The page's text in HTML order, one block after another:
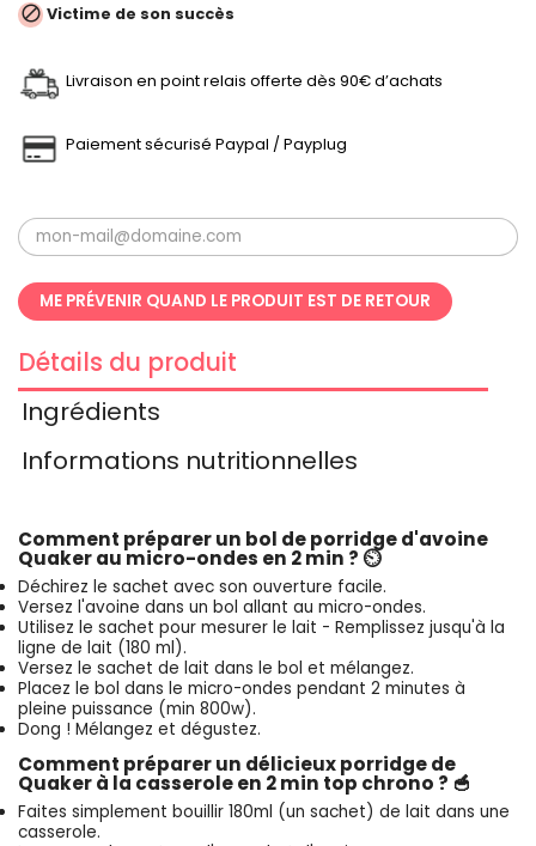
 Victime de son succès
Livraison en point relais offerte dès 90€ d’achats
Paiement sécurisé Paypal / Payplug
ME PRÉVENIR QUAND LE PRODUIT EST DE RETOUR
Détails du produit
Ingrédients
Informations nutritionnelles
Comment préparer un bol de porridge d'avoine
Quaker au micro-ondes en 2 min ? ⏲️
Déchirez le sachet avec son ouverture facile.
Versez l'avoine dans un bol allant au micro-ondes.
Utilisez le sachet pour mesurer le lait - Remplissez jusqu'à la
ligne de lait (180 ml).
Versez le sachet de lait dans le bol et mélangez.
Placez le bol dans le micro-ondes pendant 2 minutes à
pleine puissance (min 800w).
Dong ! Mélangez et dégustez.
Comment préparer un délicieux porridge de
Quaker à la casserole en 2 min top chrono ? 🥣
Faites simplement bouillir 180ml (un sachet) de lait dans une
casserole.